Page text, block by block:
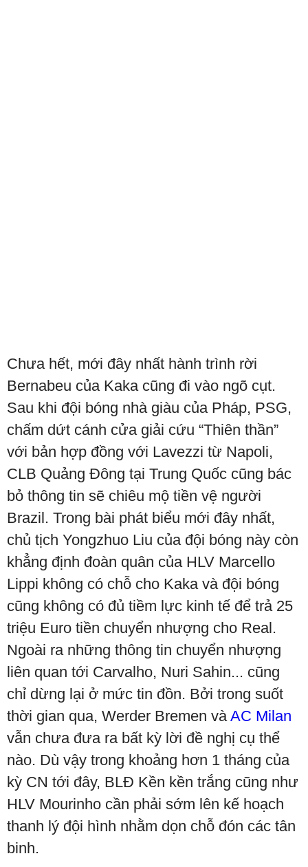
Chưa hết, mới đây nhất hành trình rời
Bernabeu của Kaka cũng đi vào ngõ cụt.
Sau khi đội bóng nhà giàu của Pháp, PSG,
chấm dứt cánh cửa giải cứu “Thiên thần”
với bản hợp đồng với Lavezzi từ Napoli,
CLB Quảng Đông tại Trung Quốc cũng bác
bỏ thông tin sẽ chiêu mộ tiền vệ người
Brazil. Trong bài phát biểu mới đây nhất,
chủ tịch Yongzhuo Liu của đội bóng này còn
khẳng định đoàn quân của HLV Marcello
Lippi không có chỗ cho Kaka và đội bóng
cũng không có đủ tiềm lực kinh tế để trả 25
triệu Euro tiền chuyển nhượng cho Real.
Ngoài ra những thông tin chuyển nhượng
liên quan tới Carvalho, Nuri Sahin... cũng
chỉ dừng lại ở mức tin đồn. Bởi trong suốt
thời gian qua, Werder Bremen vàAC Milan
vẫn chưa đưa ra bất kỳ lời đề nghị cụ thể
nào. Dù vậy trong khoảng hơn 1 tháng của
kỳ CN tới đây, BLĐ Kền kền trắng cũng như
HLV Mourinho cần phải sớm lên kế hoạch
thanh lý đội hình nhằm dọn chỗ đón các tân
binh.